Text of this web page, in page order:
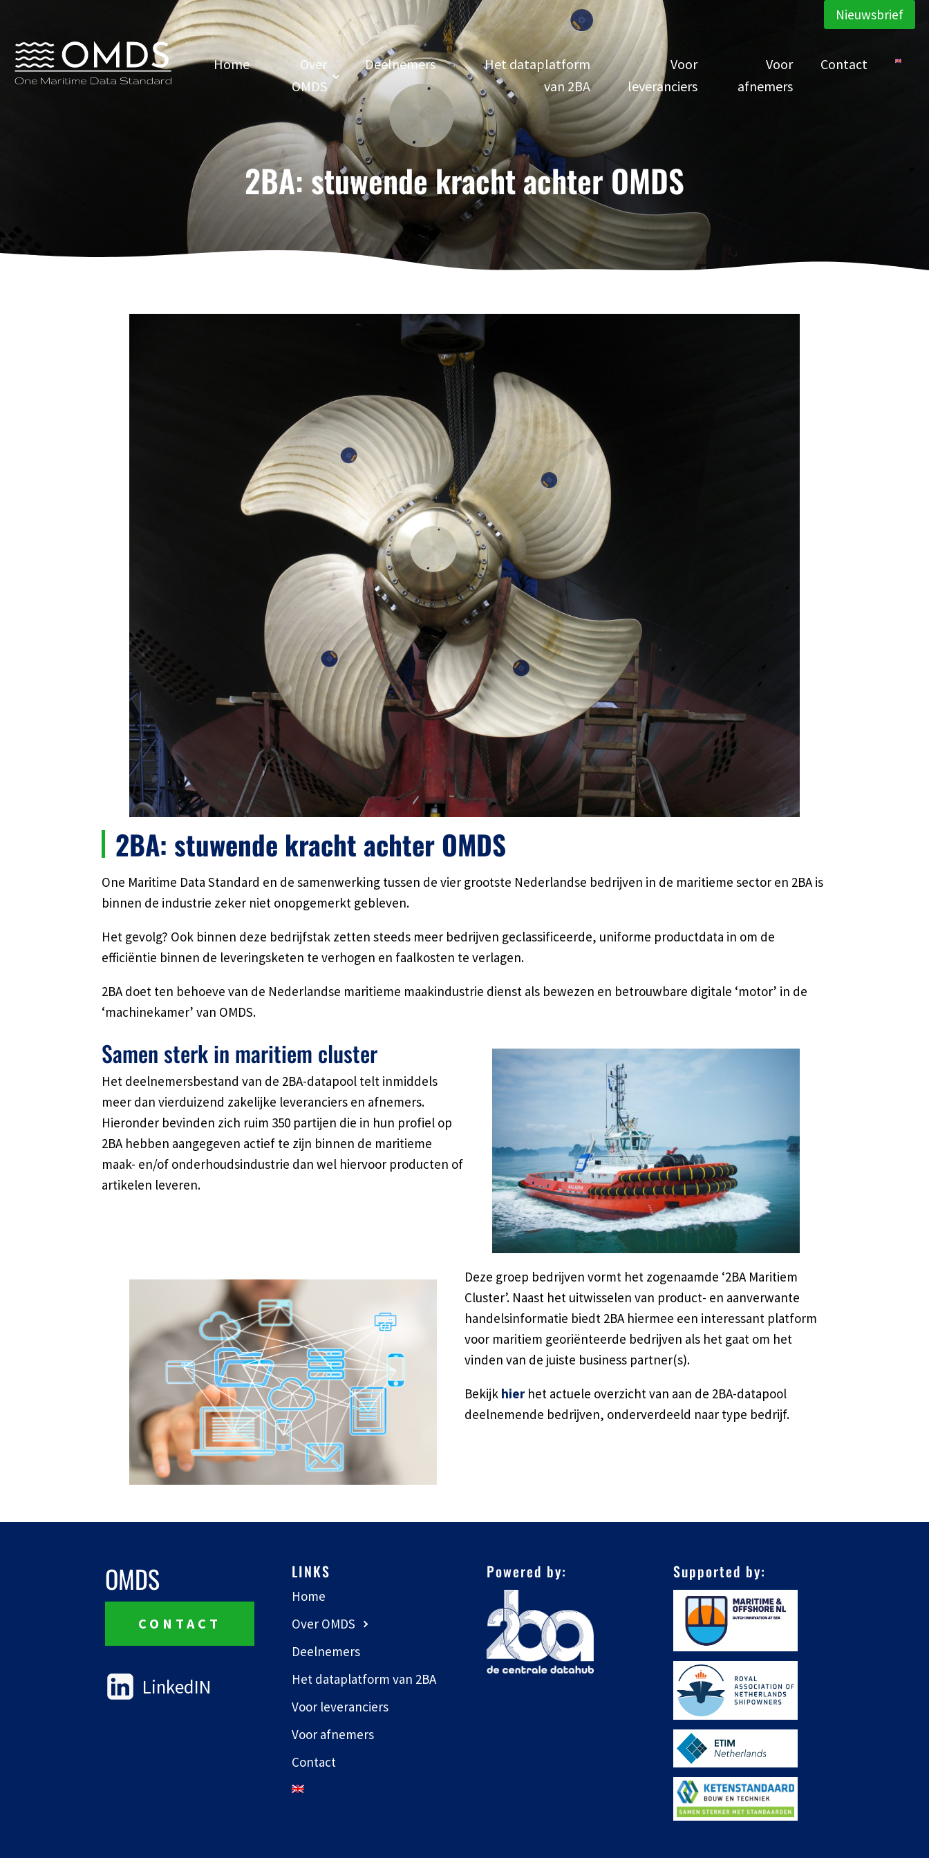
Nieuwsbrief
Home
Over
OMDS
Deelnemers
Het dataplatform
van 2BA
Voor
leveranciers
Voor
afnemers
Contact
2BA: stuwende kracht achter OMDS
2BA: stuwende kracht achter OMDS
One Maritime Data Standard en de samenwerking tussen de vier grootste Nederlandse bedrijven in de maritieme sector en 2BA is
binnen de industrie zeker niet onopgemerkt gebleven.
Het gevolg? Ook binnen deze bedrijfstak zetten steeds meer bedrijven geclassificeerde, uniforme productdata in om de
efficiëntie binnen de leveringsketen te verhogen en faalkosten te verlagen.
2BA doet ten behoeve van de Nederlandse maritieme maakindustrie dienst als bewezen en betrouwbare digitale ‘motor’ in de
‘machinekamer’ van OMDS.
Samen sterk in maritiem cluster
Het deelnemersbestand van de 2BA-datapool telt inmiddels
meer dan vierduizend zakelijke leveranciers en afnemers.
Hieronder bevinden zich ruim 350 partijen die in hun profiel op
2BA hebben aangegeven actief te zijn binnen de maritieme
maak- en/of onderhoudsindustrie dan wel hiervoor producten of
artikelen leveren.
Deze groep bedrijven vormt het zogenaamde ‘2BA Maritiem
Cluster’. Naast het uitwisselen van product- en aanverwante
handelsinformatie biedt 2BA hiermee een interessant platform
voor maritiem georiënteerde bedrijven als het gaat om het
vinden van de juiste business partner(s).
Bekijk hier het actuele overzicht van aan de 2BA-datapool
deelnemende bedrijven, onderverdeeld naar type bedrijf.
OMDS
CONTACT
LinkedIN
LINKS
Home
Over OMDS
Deelnemers
Het dataplatform van 2BA
Voor leveranciers
Voor afnemers
Contact
Powered by: Supported by: